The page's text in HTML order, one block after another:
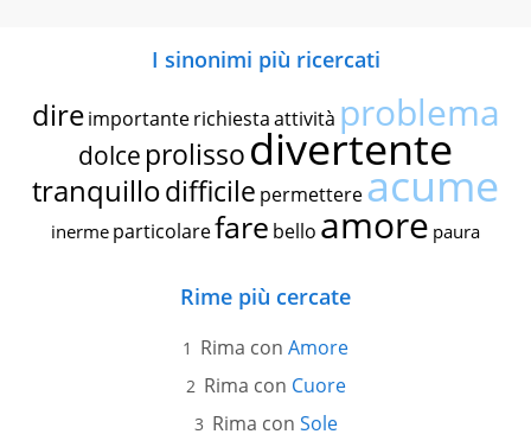
I sinonimi più ricercati
dire importante richiestaattività problema
dolce prolissodivertente
tranquillodifficile permettereacume
inerme particolarefare bello amore paura
Rime più cercate
Rima con Amore
Rima con Cuore
Rima con Sole